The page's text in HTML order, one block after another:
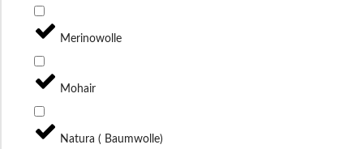
Merinowolle
Mohair
Natura ( Baumwolle)